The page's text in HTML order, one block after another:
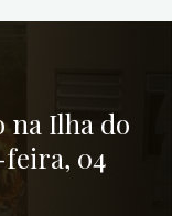
na Ilha do
04